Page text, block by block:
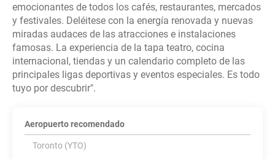
emocionantes de todos los cafés, restaurantes, mercados
y festivales. Deléitese con la energía renovada y nuevas
miradas audaces de las atracciones e instalaciones
famosas. La experiencia de la tapa teatro, cocina
internacional, tiendas y un calendario completo de las
principales ligas deportivas y eventos especiales. Es todo
Aeropuerto recomendado
Toronto (YTO)